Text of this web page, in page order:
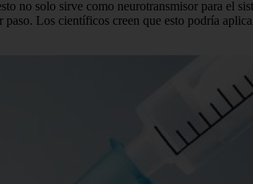
no solo sirve como neurotransmisor para el
Los científicos creen que esto podría